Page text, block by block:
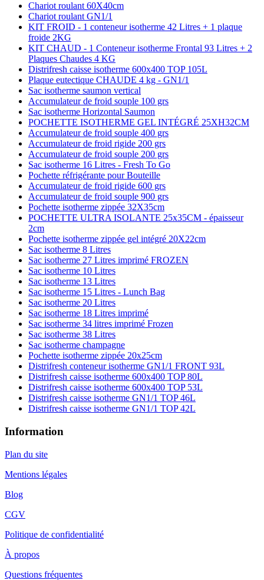
Chariot roulant 60X40cm
Chariot roulant GN1/1
KIT FROID - 1 conteneur isotherme 42 Litres + 1 plaque
froide 2KG
KIT CHAUD - 1 Conteneur isotherme Frontal 93 Litres + 2
Plaques Chaudes 4 KG
Distrifresh caisse isotherme 600x400 TOP 105L
Plaque eutectique CHAUDE 4 kg - GN1/1
Sac isotherme saumon vertical
Accumulateur de froid souple 100 grs
Sac isotherme Horizontal Saumon
POCHETTE ISOTHERME GEL INTÉGRÉ 25XH32CM
Accumulateur de froid souple 400 grs
Accumulateur de froid rigide 200 grs
Accumulateur de froid souple 200 grs
Sac isotherme 16 Litres - Fresh To Go
Pochette réfrigérante pour Bouteille
Accumulateur de froid rigide 600 grs
Accumulateur de froid souple 900 grs
Pochette isotherme zippée 32X35cm
POCHETTE ULTRA ISOLANTE 25x35CM - épaisseur
2cm
Pochette isotherme zippée gel intégré 20X22cm
Sac isotherme 8 Litres
Sac isotherme 27 Litres imprimé FROZEN
Sac isotherme 10 Litres
Sac isotherme 13 Litres
Sac isotherme 15 Litres - Lunch Bag
Sac isotherme 20 Litres
Sac isotherme 18 Litres imprimé
Sac isotherme 34 litres imprimé Frozen
Sac isotherme 38 Litres
Sac isotherme champagne
Pochette isotherme zippée 20x25cm
Distrifresh conteneur isotherme GN1/1 FRONT 93L
Distrifresh caisse isotherme 600x400 TOP 80L
Distrifresh caisse isotherme 600x400 TOP 53L
Distrifresh caisse isotherme GN1/1 TOP 46L
Distrifresh caisse isotherme GN1/1 TOP 42L
Information
Plan du site
Mentions légales
Blog
CGV
Politique de confidentialité
À propos
Questions fréquentes